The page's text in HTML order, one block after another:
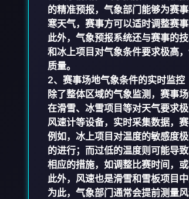
的精准预报，气象部门能够为赛
寒天气，赛事方可以适时调整赛
此外，气象预报系统还与赛事的
和冰上项目对气象条件要求极高
质量。
2、赛事场地气象条件的实时监控
除了整体区域的气象监测，赛事
在滑雪、冰雪项目等对天气要求
风速计等设备，实时采集数据，
例如，冰上项目对温度的敏感度
的进行；而过低的温度则可能导
相应的措施，如调整比赛时间，
此外，风速也是滑雪和雪板项目
为此，气象部门通常会提前测量